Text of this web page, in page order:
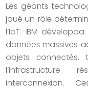
Les géants
joué un rôle
l’IoT. IBM
données massives
objets connectés,
l’infrastructure
interconnexion.